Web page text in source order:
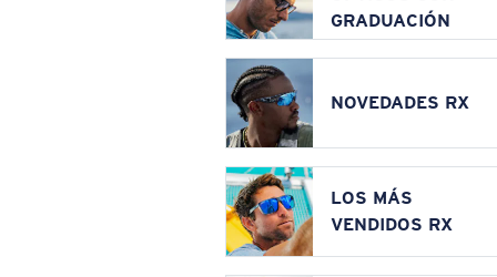
GRADUACIÓN
NOVEDADES RX
LOS MÁS
VENDIDOS RX